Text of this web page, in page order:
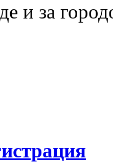
и за